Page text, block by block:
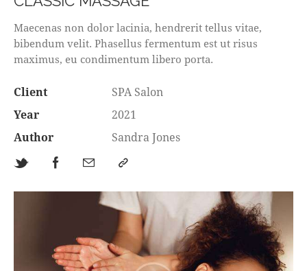
Maecenas non dolor lacinia, hendrerit tellus vitae,
bibendum velit. Phasellus fermentum est ut risus
maximus, eu condimentum libero porta.
Client
SPA Salon
Year
2021
Author
Sandra Jones